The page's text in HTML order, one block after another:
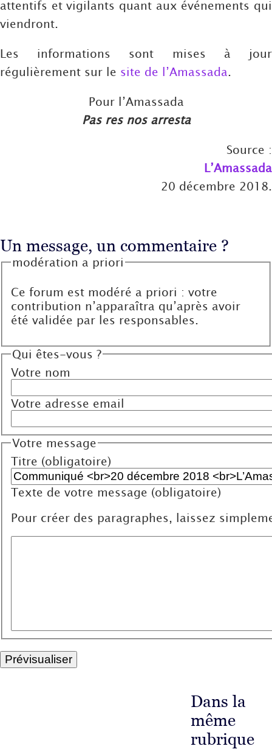
attentifs et vigilants quant aux événements qui
viendront.
Les informations sont mises à jour
régulièrement sur le site de l’Amassada.
Pour l’Amassada
Pas res nos arresta
Source :
L’Amassada
20 décembre 2018.
Un message, un commentaire ?
modération a priori
Ce forum est modéré a priori : votre
contribution n’apparaîtra qu’après avoir
été validée par les responsables.
Qui êtes-vous ?
Votre nom
Votre adresse email
Votre message
Titre (obligatoire)
Texte de votre message (obligatoire)
Pour créer des paragraphes, laissez
Dans la
même
rubrique